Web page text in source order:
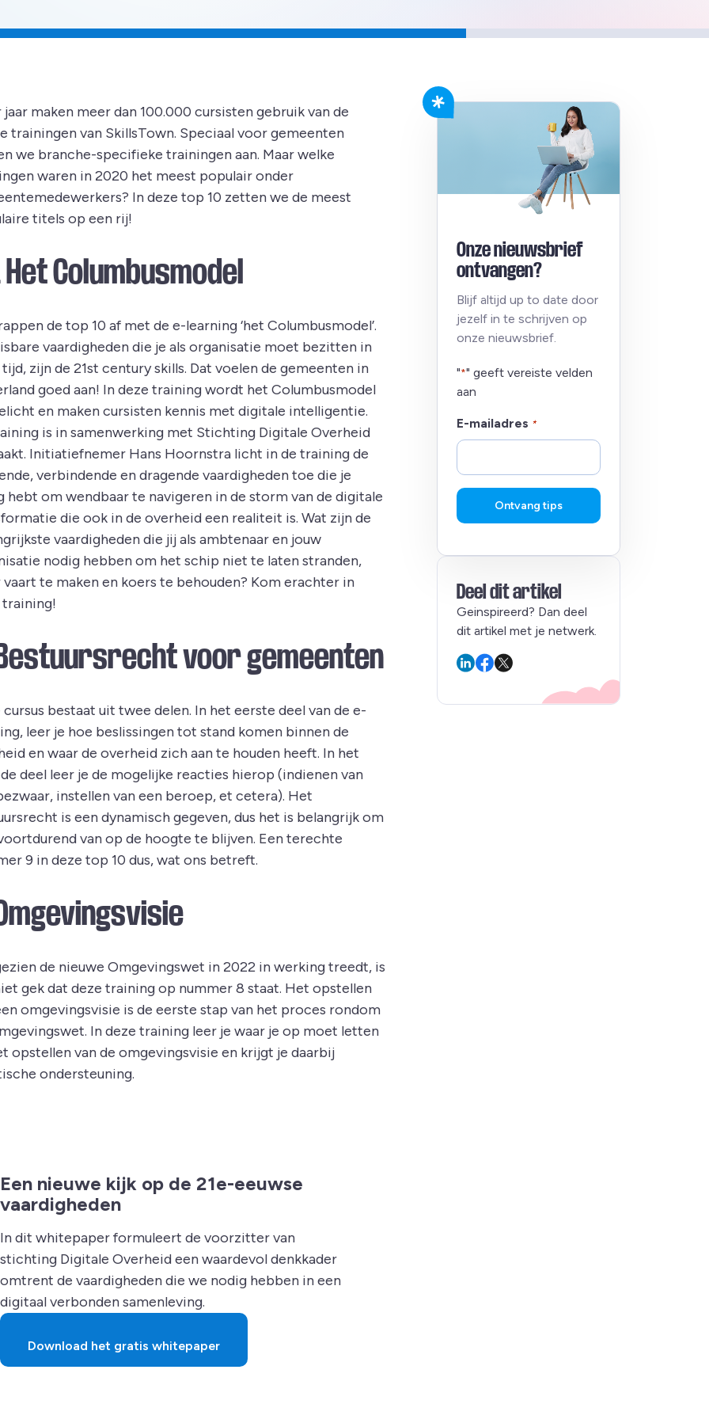
jaar maken meer dan 100.000 cursisten gebruik van de
trainingen van SkillsTown. Speciaal voor gemeenten
we branche-specifieke trainingen aan. Maar welke
waren in 2020 het meest populair onder
In deze top 10 zetten we de meest
titels op een rij!
Het Columbusmodel
de top 10 af met de e-learning ‘het Columbusmodel’.
vaardigheden die je als organisatie moet bezitten in
zijn de 21st century skills. Dat voelen de gemeenten in
goed aan! In deze training wordt het Columbusmodel
en maken cursisten kennis met digitale intelligentie.
is in samenwerking met Stichting Digitale Overheid
Initiatiefnemer Hans Hoornstra licht in de training de
verbindende en dragende vaardigheden toe die je
hebt om wendbaar te navigeren in de storm van de digitale
die ook in de overheid een realiteit is. Wat zijn de
vaardigheden die jij als ambtenaar en jouw
nodig hebben om het schip niet te laten stranden,
vaart te maken en koers te behouden? Kom erachter in
training!
voor gemeenten
cursus bestaat uit twee delen. In het eerste deel van de e-
leer je hoe beslissingen tot stand komen binnen de
en waar de overheid zich aan te houden heeft. In het
deel leer je de mogelijke reacties hierop (indienen van
instellen van een beroep, et cetera). Het
is een dynamisch gegeven, dus het is belangrijk om
van op de hoogte te blijven. Een terechte
9 in deze top 10 dus, wat ons betreft.
de nieuwe Omgevingswet in 2022 in werking treedt, is
gek dat deze training op nummer 8 staat. Het opstellen
omgevingsvisie is de eerste stap van het proces rondom
In deze training leer je waar je op moet letten
opstellen van de omgevingsvisie en krijgt je daarbij
ondersteuning.
Een nieuwe kijk op de 21e-eeuwse
vaardigheden
In dit whitepaper formuleert de voorzitter van
stichting Digitale Overheid een waardevol denkkader
omtrent de vaardigheden die we nodig hebben in een
digitaal verbonden samenleving.
Download het gratis whitepaper
Onze nieuwsbrief
ontvangen?
Blijf altijd up to date door
jezelf in te schrijven op
onze nieuwsbrief.
"*" geeft vereiste velden
aan
E-mailadres *
Ontvang tips
Deel dit artikel
Geinspireerd? Dan deel
dit artikel met je netwerk.